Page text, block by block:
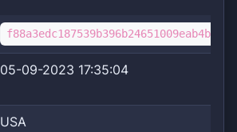
05-09-2023 17:35:04
USA